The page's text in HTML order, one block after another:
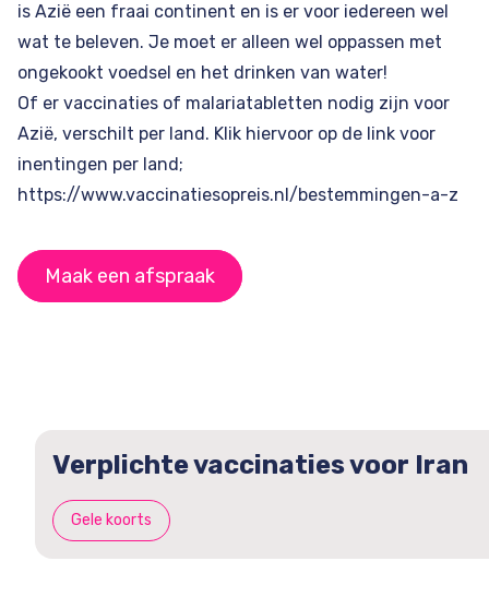
is Azië een fraai continent en is er voor iedereen wel
wat te beleven. Je moet er alleen wel oppassen met
ongekookt voedsel en het drinken van water!
Of er vaccinaties of malariatabletten nodig zijn voor
Azië, verschilt per land. Klik hiervoor op de link voor
inentingen per land;
https://www.vaccinatiesopreis.nl/bestemmingen-a-z
Maak een afspraak
Verplichte vaccinaties voor Iran
Gele koorts